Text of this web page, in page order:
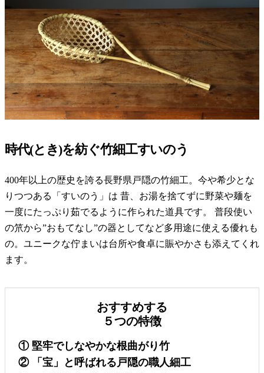
時代(とき)を紡ぐ竹細工すいのう
400年以上の歴史を誇る長野県戸隠の竹細工。今や希少とな
りつつある「すいのう」は 昔、お湯を捨てずに野菜や麺を
一度にたっぷり茹でるように作られた道具です。 普段使い
の笊から”おもてなし”の器としてなど多用途に使える優れも
の。ユニークな佇まいは台所や食卓に賑やかさも添えてくれ
ます。
おすすめする
５つの特徴
① 堅牢でしなやかな根曲がり竹
② 「宝」と呼ばれる戸隠の職人細工